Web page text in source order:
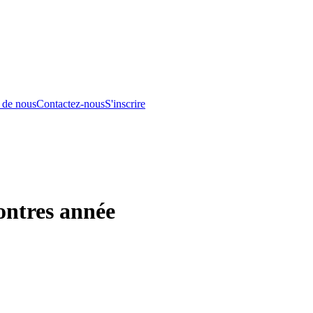
nousContactez-nousS'inscrire
année